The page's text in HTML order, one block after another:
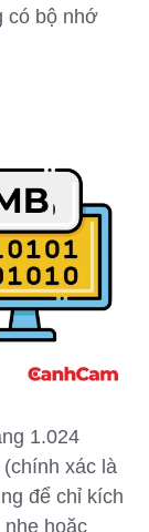
có bộ nhớ
1.024
xác là
để chỉ kích
hoặc